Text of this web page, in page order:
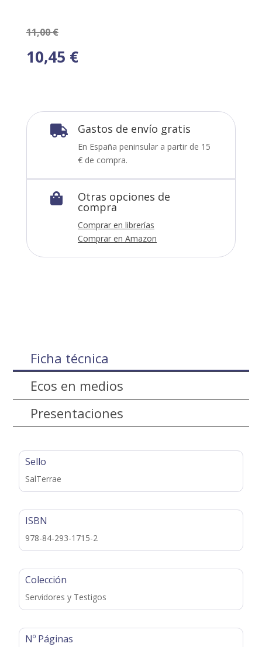
11,00€
10,45 €
 Gastos de envío gratis
En España peninsular a partir de 15
€ de compra.
 Otras opciones de
compra
Comprar en librerías
Comprar en Amazon
Ficha técnica
Ecos en medios
Presentaciones
Sello
SalTerrae
ISBN
978-84-293-1715-2
Colección
Servidores y Testigos
Nº Páginas